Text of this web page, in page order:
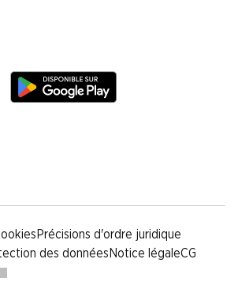
Précisions d'ordre juridique
des données Notice légaleCG